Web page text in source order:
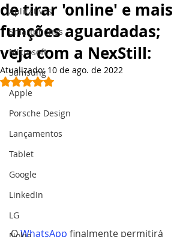
Aplicativos
Smartphones
Microsoft
Samsung
Apple
Porsche Design
Lançamentos
Tablet
Google
LinkedIn
LG
de tirar 'online' e mais
funções aguardadas;
veja com a NexStill:
Atualizado:10 de ago. de 2022
Avaliado com NaN de 5 estrelas.
O WhatsApp finalmente permitirá